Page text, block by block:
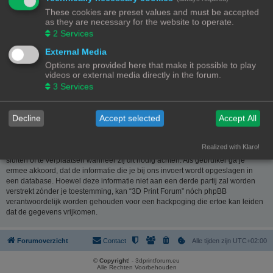
website www.phpbb.nl
. De phpBB-software maakt internetgebaseerde
discussies mogelijk. phpBB Limited is niet verantwoordelijk voor wat wordt
toegestaan of juist geweigerd als toelaatbare inhoud en/of gedrag. Meer
informatie over phpBB kun je vinden op
Nederlandstalige website
Je verklaart geen berichten te plaatsen die kwetsend, obsceen, vulgair,
lasterlijk, haatdragend, dreigend, seksueel georiënteerd of enig ander
materiaal bevat die de wetten van je eigen land, het land waar “3D Print
van dergelijke berichten kan ertoe leiden dat je met onmiddellijke ingang en
permanent wordt verbannen van dit forum. Tevens kan je provider worden
ingelicht. De IP-adressen van alle berichten worden opgeslagen om deze
Forum” het recht heeft om ieder onderwerp te verwijderen, te wijzigen, te
sluiten of te verplaatsen wanneer zij dit nodig achten. Als gebruiker ga je
ermee akkoord, dat de informatie die je bij ons invoert wordt opgeslagen in
een database. Hoewel deze informatie niet aan een derde partij zal worden
verstrekt zónder je toestemming, kan “3D Print Forum” nóch phpBB
verantwoordelijk worden gehouden voor een hackpoging die ertoe kan leiden
dat de gegevens vrijkomen.
Forumoverzicht Alle tijden zijn UTC+02:00
Contact
© Copyright! - 3dprintforum.eu
Alle Rechten Voorbehouden
These cookies are preset values and must be accepted
as they are necessary for the website to operate.
2 Services
External Media
Options are provided here that make it possible to play
videos or external media directly in the forum.
3 Services
Decline Accept selected Accept All
Realized with Klaro!